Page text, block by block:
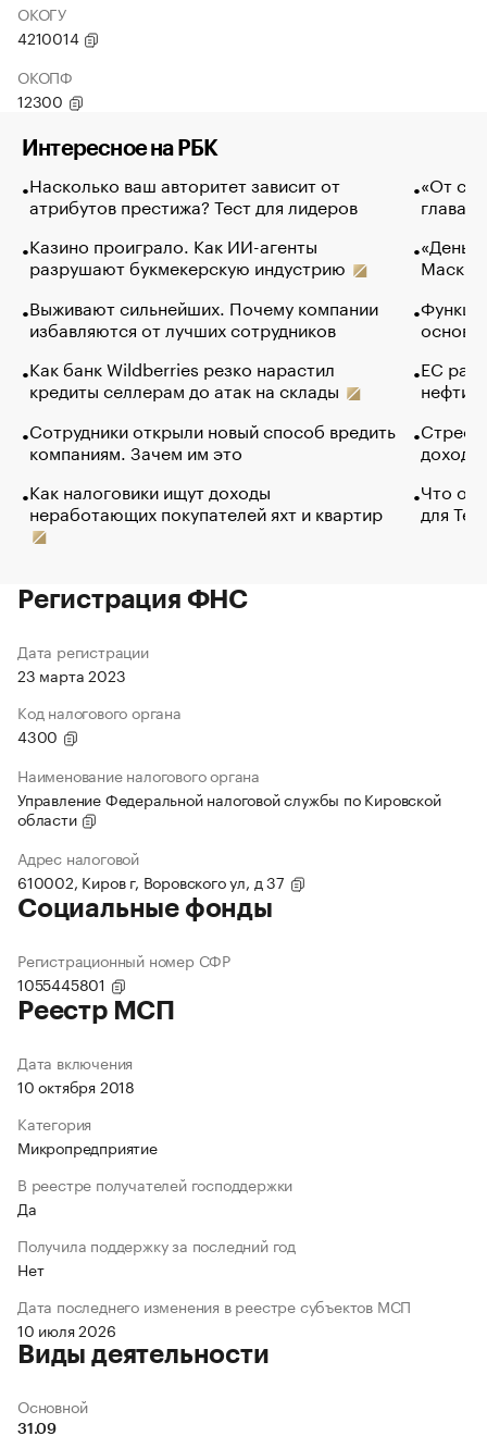
ОКОГУ
4210014
ОКОПФ
12300
Интересное на РБК
Насколько ваш авторитет зависит от
атрибутов престижа? Тест для лидеров
Казино проиграло. Как ИИ-агенты
разрушают букмекерскую индустрию
Выживают сильнейших. Почему компании
избавляются от лучших сотрудников
Как банк Wildberries резко нарастил
кредиты селлерам до атак на склады
Сотрудники открыли новый способ вредить
компаниям. Зачем им это
Как налоговики ищут доходы
неработающих покупателей яхт и квартир
«От
глава
Маск в
основ
ЕС
нефти
Что
для
Регистрация ФНС
Дата регистрации
23 марта 2023
Код налогового органа
4300
Наименование налогового органа
Управление Федеральной налоговой службы по Кировской
области
Адрес налоговой
610002, Киров г, Воровского ул, д 37
Социальные фонды
Регистрационный номер СФР
1055445801
Реестр МСП
Дата включения
10 октября 2018
Категория
Микропредприятие
В реестре получателей господдержки
Да
Получила поддержку за последний год
Нет
Дата последнего изменения в реестре субъектов МСП
10 июля 2026
Виды деятельности
Основной
31.09